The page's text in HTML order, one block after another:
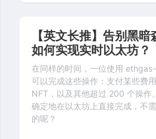
【英文长推】告别黑暗
如何实现实时以太坊？
在同样的时间，一位使用
可以完成这些操作：支付某些费
NFT，以及其他超过 200 个操作
确定地在以太坊上直接完成，不
的呢？